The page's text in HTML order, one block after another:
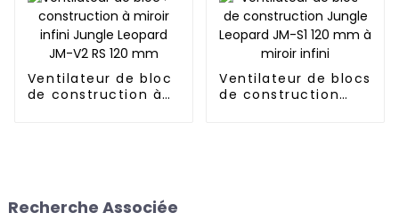
Ventilateur de bloc
de construction à
Ventilateur de blocs
de construction
Recherche Associée